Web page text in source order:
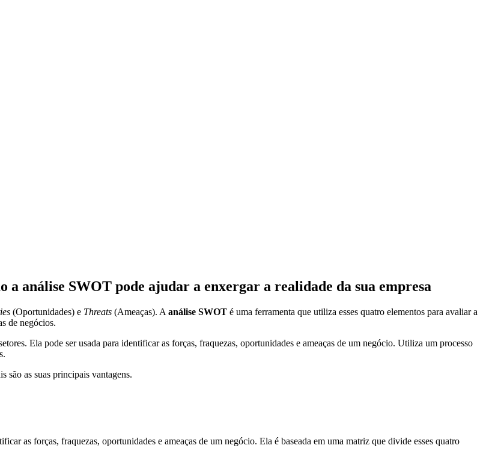
a análise SWOT pode ajudar a enxergar a realidade da sua empresa
(Oportunidades) e Threats (Ameaças). A análise SWOT é uma ferramenta que utiliza esses quatro elementos para avaliar a
de negócios.
Ela pode ser usada para identificar as forças, fraquezas, oportunidades e ameaças de um negócio. Utiliza um processo
são as suas principais vantagens.
as forças, fraquezas, oportunidades e ameaças de um negócio. Ela é baseada em uma matriz que divide esses quatro